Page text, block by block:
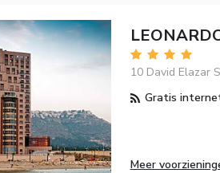
10 David Elazar
Gratis
Meer